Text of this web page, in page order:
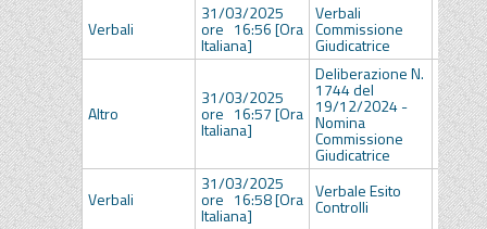
Verbali
31/03/2025
ore 16:56 [Ora
Italiana]
Verbali
Commissione
Giudicatrice
Altro
31/03/2025
ore 16:57 [Ora
Italiana]
Deliberazione N.
1744 del
19/12/2024 -
Nomina
Commissione
Giudicatrice
Verbali
31/03/2025
ore 16:58 [Ora
Italiana]
Verbale Esito
Controlli